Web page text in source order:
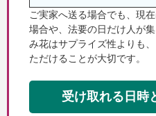
ご実家へ送る場合でも、現
場合や、法要の日だけ人が
み花はサプライズ性よりも
ただけることが大切です。
受け取れる日時